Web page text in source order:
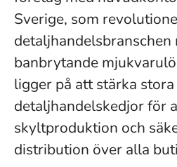
Sverige, som
detaljhandelsbranschen
banbrytande
ligger på att stärka stora
detaljhandelskedjor för
skyltproduktion och
distribution över alla